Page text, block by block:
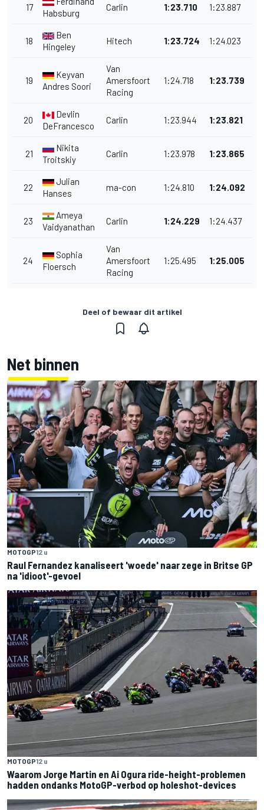
17
Habsburg
Carlin 1:23.710 1:23.887
18
Ben
Hingeley
Hitech 1:23.724 1:24.023
19
Keyvan
Andres Soori
Van
Amersfoort
Racing
1:24.718 1:23.739
20
Devlin
DeFrancesco
Carlin 1:23.944 1:23.821
21
Nikita
Troitskiy
Carlin 1:23.978 1:23.865
22
Julian
Hanses
ma-con 1:24.810 1:24.092
23
Ameya
Vaidyanathan
Carlin 1:24.229 1:24.437
24
Sophia
Floersch
Van
Amersfoort
Racing
1:25.495 1:25.005
Deel of bewaar dit artikel
Net binnen
MOTOGP12 u
Raul Fernandez kanaliseert 'woede' naar zege in Britse GP
na 'idioot'-gevoel
MOTOGP12 u
Waarom Jorge Martin en Ai Ogura ride-height-problemen
hadden ondanks MotoGP-verbod op holeshot-devices